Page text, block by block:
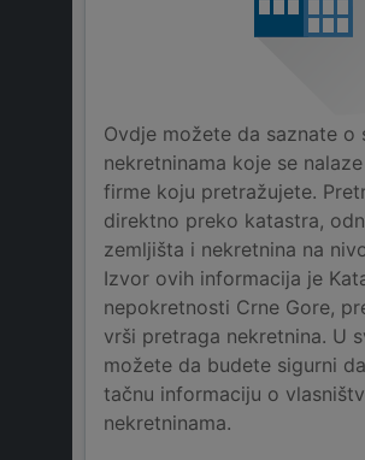
Ovdje možete da saznate o
nekretninama koje se
firme koju pretražujete.
direktno preko katastra,
zemljišta i nekretnina na
Izvor ovih informacija je
nepokretnosti Crne Gore,
vrši pretraga nekretnina. U
možete da budete sigurni
tačnu informaciju o
nekretninama.